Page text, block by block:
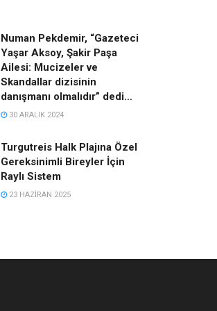
Numan Pekdemir, “Gazeteci
Yaşar Aksoy, Şakir Paşa
Ailesi: Mucizeler ve
Skandallar dizisinin
danışmanı olmalıdır” dedi…
30 ARALIK 2024
Turgutreis Halk Plajına Özel
Gereksinimli Bireyler İçin
Raylı Sistem
23 HAZIRAN 2025